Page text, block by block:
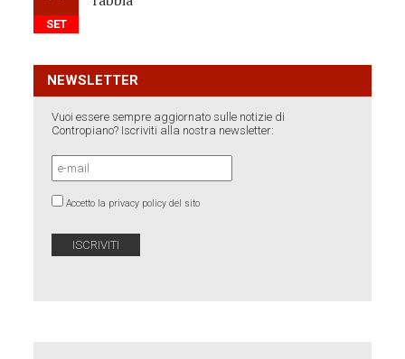
SET
NEWSLETTER
Vuoi essere sempre aggiornato sulle notizie di
Contropiano? Iscriviti alla nostra newsletter:
Accetto la privacy policy del sito